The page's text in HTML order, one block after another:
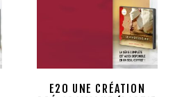
E20 UNE CRÉATION